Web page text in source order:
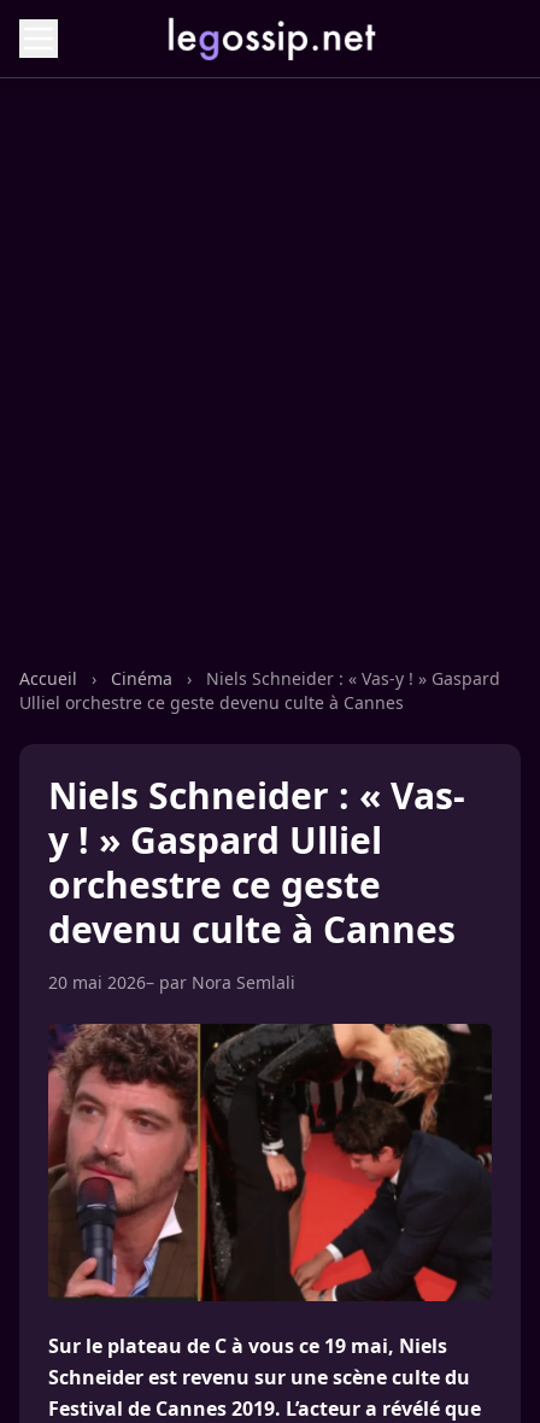
Accueil › Cinéma ›
Niels Schneider : « Vas-y ! » Gaspard
Ulliel orchestre ce geste devenu culte à Cannes
Niels Schneider : « Vas-
y ! » Gaspard Ulliel
orchestre ce geste
devenu culte à Cannes
20 mai 2026– par Nora Semlali
Sur le plateau de C à vous ce 19 mai, Niels
Schneider est revenu sur une scène culte du
Festival de Cannes 2019. L’acteur a révélé que